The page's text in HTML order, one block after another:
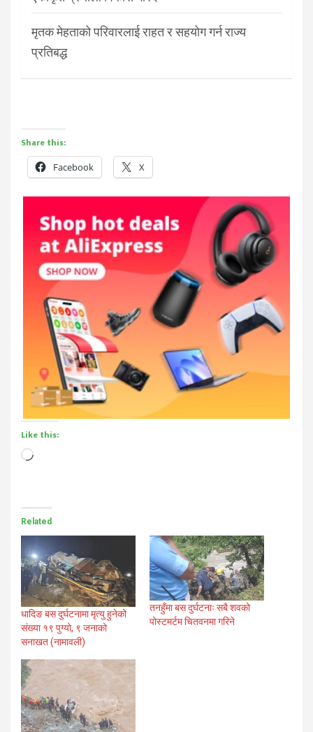
मृतक मेहताको परिवारलाई राहत र सहयोग गर्न राज्य
प्रतिबद्ध
Share this:
Facebook X
Like this:
Loading…
Related
धादिङ बस दुर्घटनामा मृत्यु हुनेको
संख्या १९ पुग्यो, ९ जनाको
सनाखत (नामावली)
तनहुँमा बस दुर्घटनाः सबै‍ शवको
पोस्टमर्टम चितवनमा गरिने